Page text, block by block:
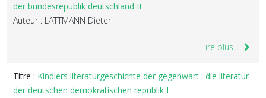
der bundesrepublik deutschland II
Auteur : LATTMANN Dieter
Lire plus...
Titre : Kindlers literaturgeschichte der gegenwart : die literatur
der deutschen demokratischen republik I